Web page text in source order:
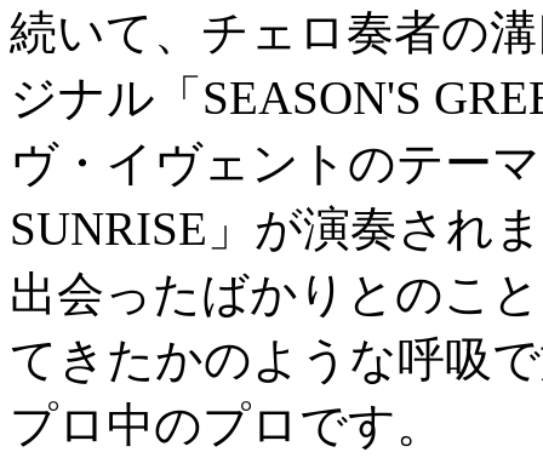
続いて、チェロ奏者の
ジナル「SEASON'S
ヴ・イヴェントのテー
SUNRISE」が演奏され
出会ったばかりとのこ
てきたかのような呼吸
プロ中のプロです。